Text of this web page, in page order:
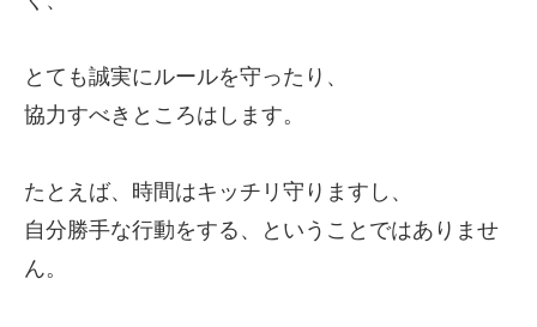
とても誠実にルールを守ったり、
協力すべきところはします。
たとえば、時間はキッチリ守りますし、
自分勝手な行動をする、ということではありませ
ん。